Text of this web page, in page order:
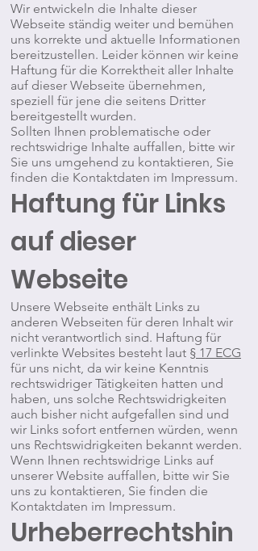
Wir entwickeln die Inhalte dieser
Webseite ständig weiter und bemühen
uns korrekte und aktuelle Informationen
bereitzustellen. Leider können wir keine
Haftung für die Korrektheit aller Inhalte
auf dieser Webseite übernehmen,
speziell für jene die seitens Dritter
bereitgestellt wurden.
Sollten Ihnen problematische oder
rechtswidrige Inhalte auffallen, bitte wir
Sie uns umgehend zu kontaktieren, Sie
finden die Kontaktdaten im Impressum.
Haftung für Links
auf dieser
Webseite
Unsere Webseite enthält Links zu
anderen Webseiten für deren Inhalt wir
nicht verantwortlich sind. Haftung für
verlinkte Websites besteht laut § 17 ECG
für uns nicht, da wir keine Kenntnis
rechtswidriger Tätigkeiten hatten und
haben, uns solche Rechtswidrigkeiten
auch bisher nicht aufgefallen sind und
wir Links sofort entfernen würden, wenn
uns Rechtswidrigkeiten bekannt werden.
Wenn Ihnen rechtswidrige Links auf
unserer Website auffallen, bitte wir Sie
uns zu kontaktieren, Sie finden die
Kontaktdaten im Impressum.
Urheberrechtshin